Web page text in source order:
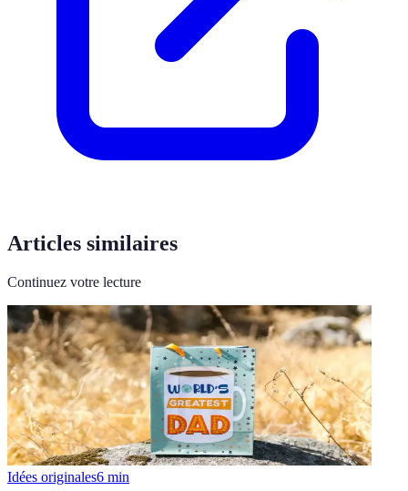
Articles similaires
Continuez votre lecture
Idées originales6 min